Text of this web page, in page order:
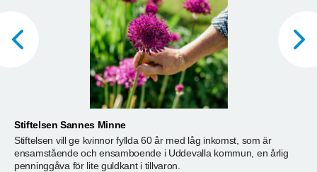
Stiftelsen Sannes Minne
Stiftelsen vill ge kvinnor fyllda 60 år med låg inkomst, som är
ensamstående och ensamboende i Uddevalla kommun, en årlig
penninggåva för lite guldkant i tillvaron.